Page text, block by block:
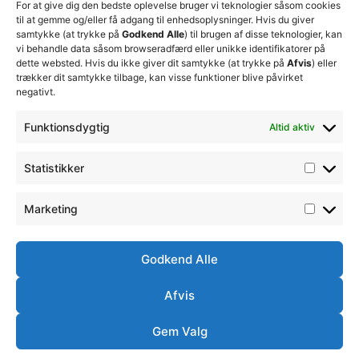
For at give dig den bedste oplevelse bruger vi teknologier såsom cookies
til at gemme og/eller få adgang til enhedsoplysninger. Hvis du giver
samtykke (at trykke på Godkend Alle) til brugen af disse teknologier, kan
vi behandle data såsom browseradfærd eller unikke identifikatorer på
dette websted. Hvis du ikke giver dit samtykke (at trykke på Afvis) eller
trækker dit samtykke tilbage, kan visse funktioner blive påvirket
negativt.
Funktionsdygtig Altid aktiv
Statistikker
Marketing
Godkend Alle
Afvis
Gem Valg
99 19
19
Trænerteamet
Erhverv
Club 500
sikre
klubbens
fremtid
15. juli 2026
𝘀𝗽𝗶𝗹𝗹𝗲𝗿
17. april 2026
Velkommen
til Emilie
7. februar
Thisted
2026
HandelsbetingelserOrdensreglement